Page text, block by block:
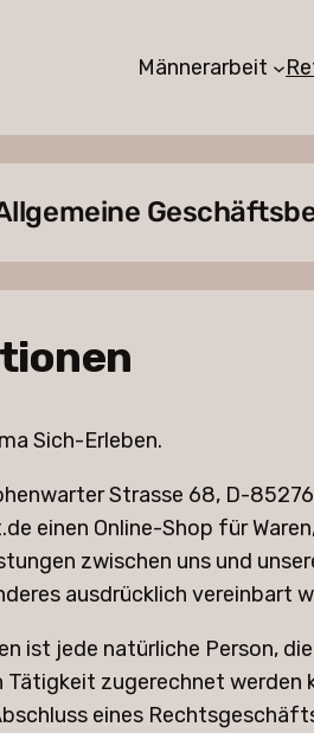
Männerarbeit
Sich-Erleben.
Strasse 68, D-
einen Online-Shop für
zwischen uns und
ausdrücklich vereinbart
ist jede natürliche Person,
zugerechnet werden
eines